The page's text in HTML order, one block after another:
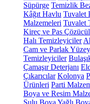
Süpürge Temizlik
Kâğıt Havlu Tuvalet
Malzemeleri Tuvalet
Kireç ve Pas
Halı Temizleyiciler
Cam ve Parlak
Temizleyiciler
Çamaşır Deterjanı
Çıkarıcılar Kolonya
Ürünleri Parti
Boya ve Resim
Sulu Boya Yağlı